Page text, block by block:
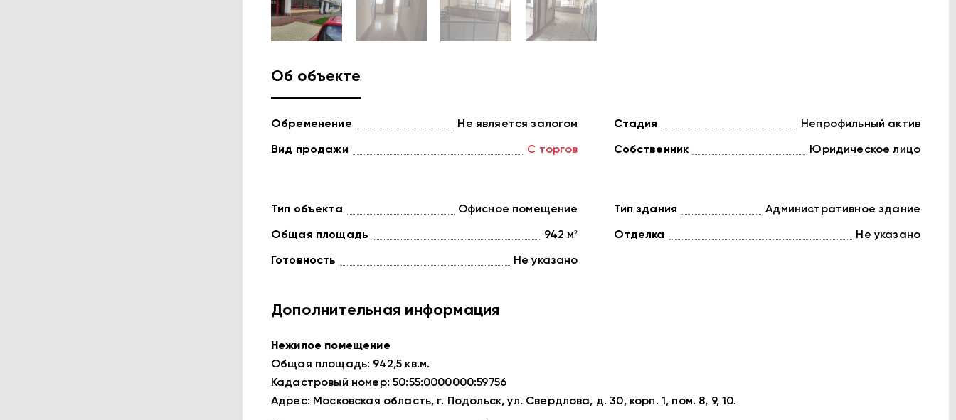
Об объекте
Обременение Не является залогом
Вид продажи С торгов
Стадия Непрофильный актив
Собственник Юридическое лицо
Тип объекта Офисное помещение
Общая площадь 942 м²
Готовность Не указано
Тип здания Административное здание
Отделка Не указано
Дополнительная информация
Нежилое помещение
Общая площадь: 942,5 кв.м.
Кадастровый номер: 50:55:0000000:59756
Адрес: Московская область, г. Подольск, ул. Свердлова, д. 30, корп. 1, пом. 8, 9, 10.